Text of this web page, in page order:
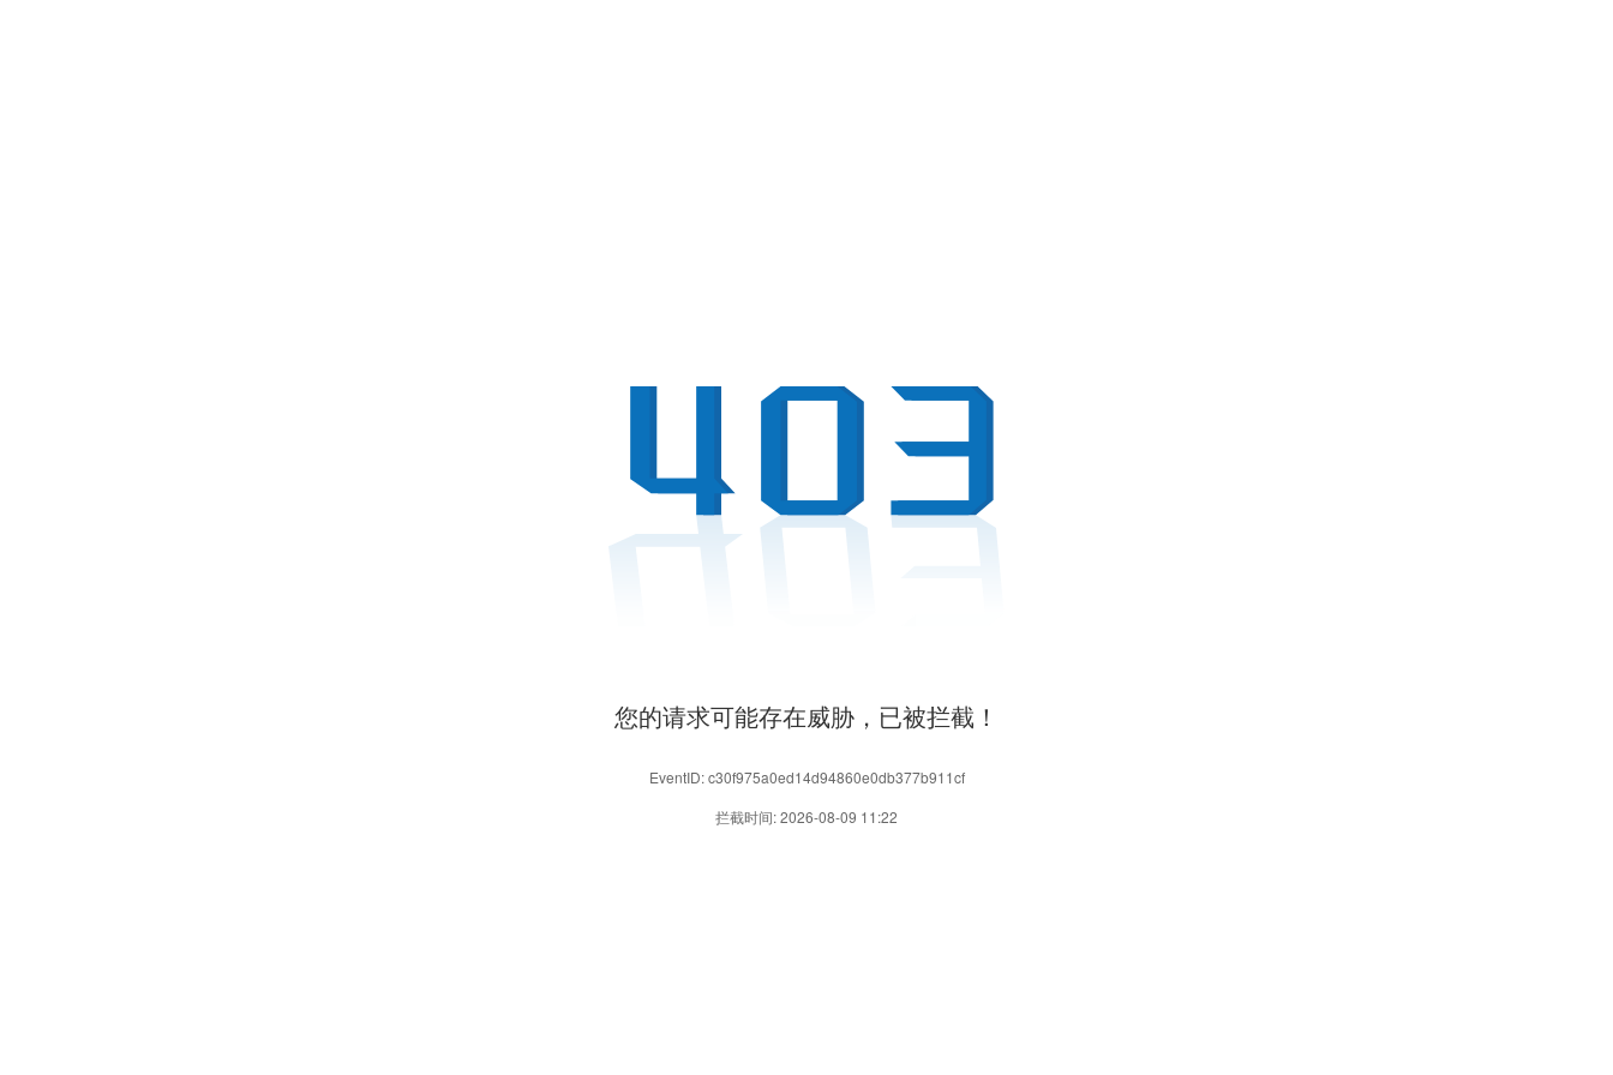
您的请求可能存在威胁，已被拦截！
EventID: c30f975a0ed14d94860e0db377b911cf
拦截时间: 2026-08-09 11:22